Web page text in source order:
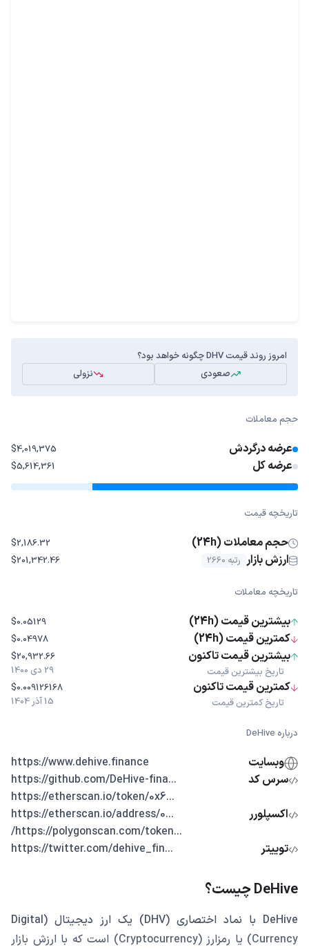
امروز روند قیمت DHV چگونه خواهد بود؟
صعودی
نزولی
حجم معاملات
عرضه درگردش $4,019,375
عرضه کل $5,614,361
تاریخچه قیمت
حجم معاملات (24h) $2,186.32
ارزش بازار رتبه 2660 $201,342.46
تاریخچه معاملات
بیشترین قیمت (24h) $0.05129
کمترین قیمت (24h) $0.04978
بیشترین قیمت تاکنون
تاریخ بیشترین قیمت
$20,932.66
29 دی 1400
کمترین قیمت تاکنون
تاریخ کمترین قیمت
$0.009126168
15 آذر 1404
درباره DeHive
وبسایت
https://www.dehive.finance
سرس کد
...https://github.com/DeHive-fina
اکسپلورر
...https://etherscan.io/token/0x6
...https://etherscan.io/address/0
...https://polygonscan.com/token/
توییتر
...https://twitter.com/dehive_fin
DeHive چیست؟
DeHive با نماد اختصاری (DHV) یک ارز دیجیتال (Digital
Currency) یا رمزارز (Cryptocurrency) است که با ارزش بازار